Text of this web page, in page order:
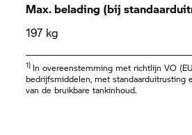
Max. belading (bij
197 kg
1) In overeenstemming met richtlijn VO
bedrijfsmiddelen, met standaarduitrusting
van de bruikbare tankinhoud.